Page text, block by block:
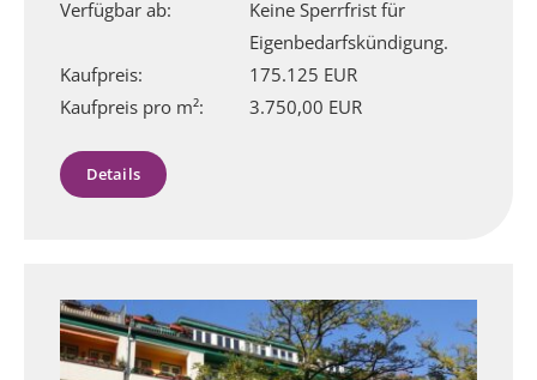
Verfügbar ab:
Keine Sperrfrist für
Eigenbedarfskündigung.
Kaufpreis:
175.125 EUR
Kaufpreis pro m²:
3.750,00 EUR
Details